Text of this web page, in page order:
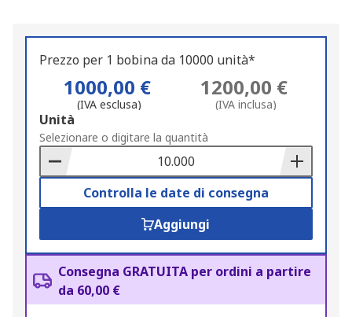
Prezzo per 1 bobina da 10000 unità*
1000,00 €
(IVA esclusa)
1200,00 €
(IVA inclusa)
Add
to
Basket
Unità
Selezionare o digitare la quantità
Controlla le date di consegna
Aggiungi
Consegna GRATUITA per ordini a partire
da 60,00 €